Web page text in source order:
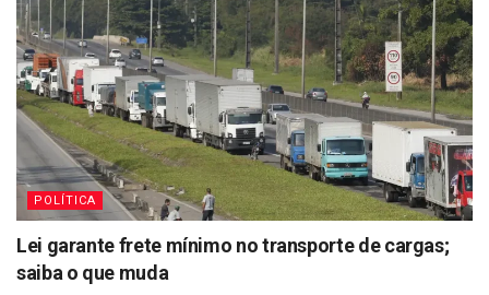
POLÍTICA
Lei garante frete mínimo no transporte de cargas;
saiba o que muda